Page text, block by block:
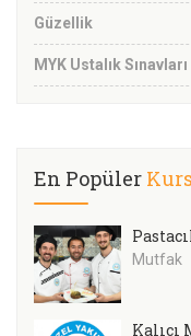
Güzellik
MYK Ustalık Sınavları
En Popüler
Mutfak
Kalıcı